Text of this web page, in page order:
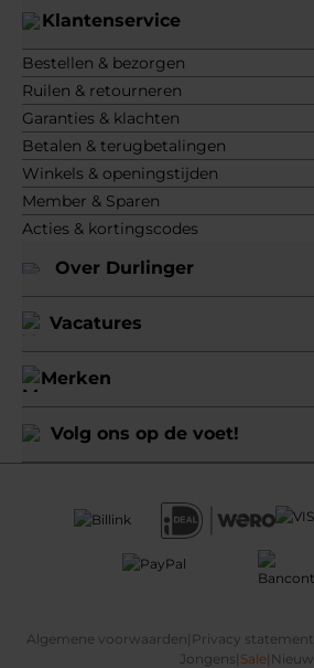
Klantenservice
Bestellen & bezorgen
Ruilen & retourneren
Garanties & klachten
Betalen & terugbetalingen
Winkels & openingstijden
Member & Sparen
Acties & kortingscodes
Over Durlinger
Vacatures
Merken
Volg ons op de voet!
Algemene voorwaarden Privacy statement
Jongens Sale Nieuw